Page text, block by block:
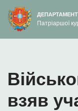
вмісту
Перейти
до
Патріаршої
взяв